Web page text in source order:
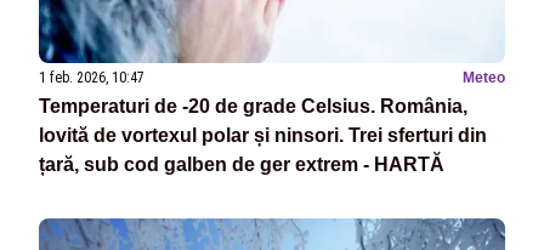
1 feb. 2026, 10:47 Meteo
Temperaturi de -20 de grade Celsius. România,
lovită de vortexul polar și ninsori. Trei sferturi din
țară, sub cod galben de ger extrem - HARTĂ